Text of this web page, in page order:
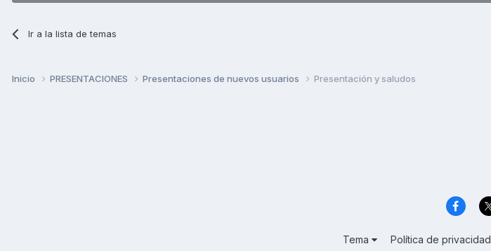
Ir a la lista de temas
Inicio PRESENTACIONES Presentaciones de nuevos usuarios Presentación y saludos
Tema Política de privacidad